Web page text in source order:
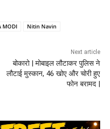
MODI
Nitin Navin
Next article
बोकारो | मोबाइल लौटाकर पुलिस ने
लौटाई मुस्कान, 46 खोए और चोरी हुए
फोन बरामद |